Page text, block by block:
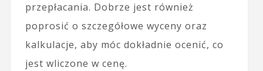
przepłacania. Dobrze jest również
poprosić o szczegółowe wyceny oraz
kalkulacje, aby móc dokładnie ocenić, co
jest wliczone w cenę.